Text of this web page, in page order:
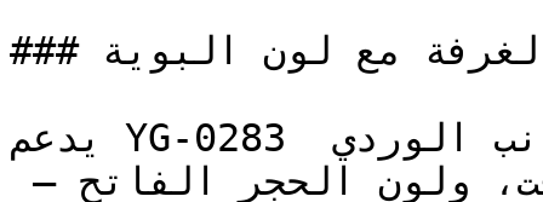
### كيف أنسق ديكور الغرفة مع لون البوية YG-0283؟
يدعم YG-0283 اللوحات المتناسقة إلى جانب الوردي